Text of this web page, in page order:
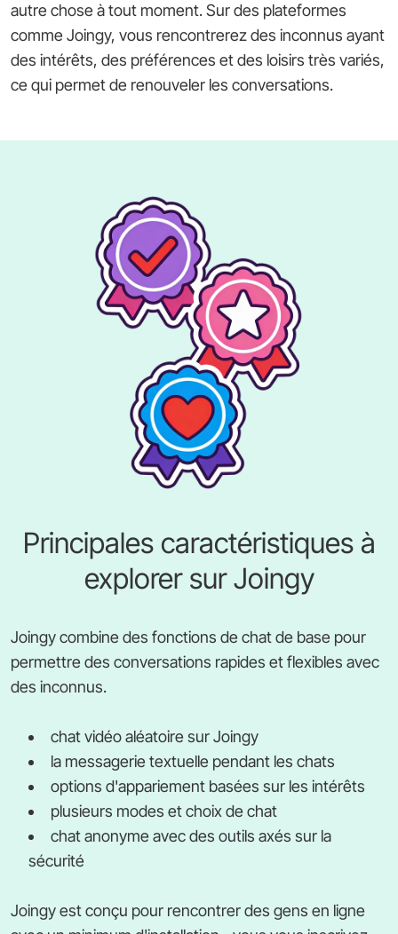
autre chose à tout moment. Sur des plateformes
comme Joingy, vous rencontrerez des inconnus ayant
des intérêts, des préférences et des loisirs très variés,
ce qui permet de renouveler les conversations.
Principales caractéristiques à
explorer sur Joingy
Joingy combine des fonctions de chat de base pour
permettre des conversations rapides et flexibles avec
des inconnus.
chat vidéo aléatoire sur Joingy
la messagerie textuelle pendant les chats
options d'appariement basées sur les intérêts
plusieurs modes et choix de chat
chat anonyme avec des outils axés sur la
sécurité
Joingy est conçu pour rencontrer des gens en ligne